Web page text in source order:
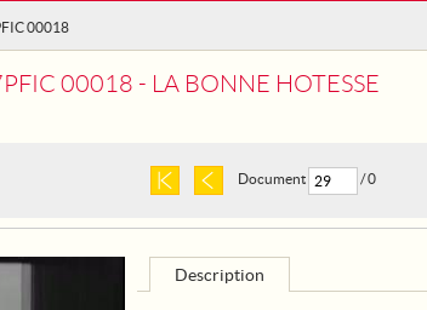
00018
00018 - LA BONNE HOTESSE
Document / 0
Description